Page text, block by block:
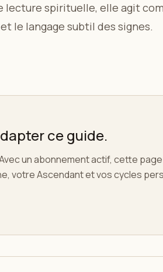
lecture spirituelle, elle agit
le langage subtil des signes.
ce guide.
un abonnement actif, cette
votre Ascendant et vos cycles